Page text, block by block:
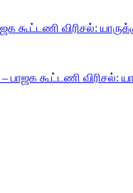
கூட்டணி விரிசல்:
பாஜக கூட்டணி விரிசல்: